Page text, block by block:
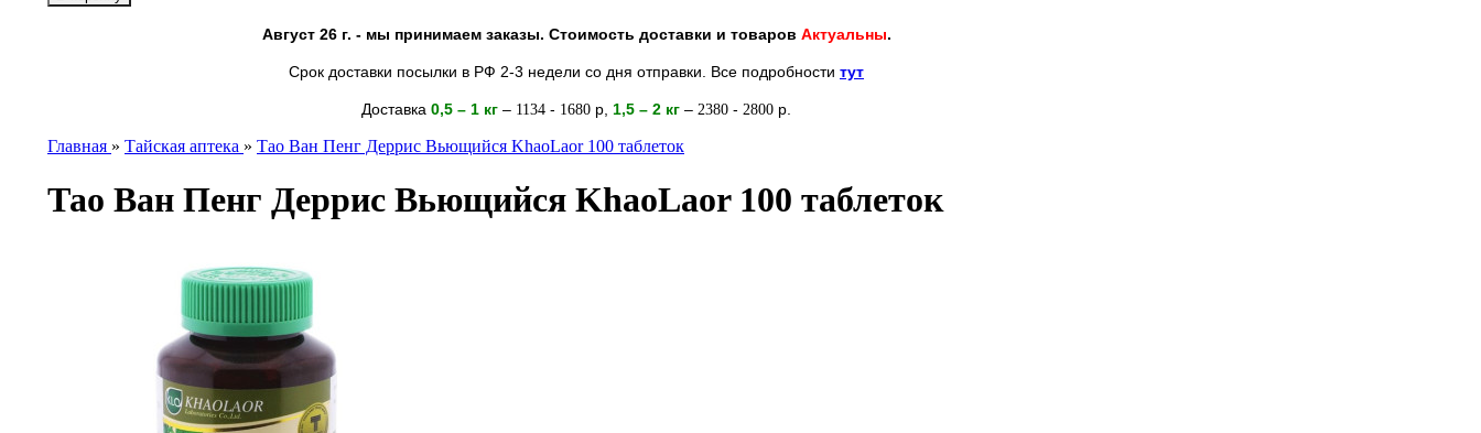
Август 26 г. - мы принимаем заказы. Стоимость доставки и товаров Актуальны.
Срок доставки посылки в РФ 2-3 недели со дня отправки. Все подробности тут
Доставка 0,5 – 1 кг – 1134 - 1680 р 1,5 – 2 кг – 2380 - 2800 р.
Главная » Тайская аптека » Тао Ван Пенг Деррис Вьющийся KhaoLaor 100 таблеток
Тао Ван Пенг Деррис Вьющийся KhaoLaor 100 таблеток